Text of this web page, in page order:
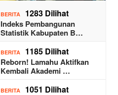
BERITA 1283 Dilihat
Indeks Pembangunan
Statistik Kabupaten B…
BERITA 1185 Dilihat
Reborn! Lamahu Aktifkan
Kembali Akademi …
BERITA 1051 Dilihat